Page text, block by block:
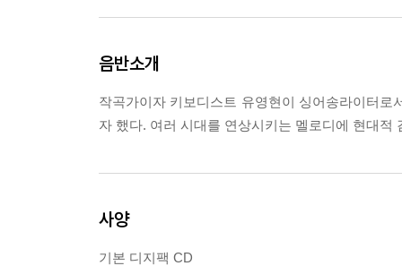
음반소개
작곡가이자 키보디스트 유영현이 싱어송라이터
자 했다. 여러 시대를 연상시키는 멜로디에 현대
사양
기본 디지팩 CD